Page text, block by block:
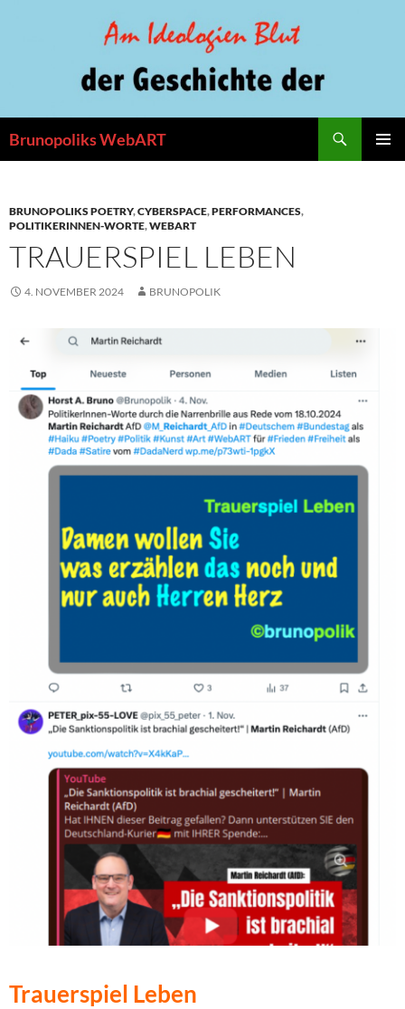
Brunopoliks WebART
BRUNOPOLIKS POETRY,CYBERSPACE,PERFORMANCES,
POLITIKERINNEN-WORTE,WEBART
TRAUERSPIEL LEBEN
4. NOVEMBER 2024 BRUNOPOLIK
Trauerspiel Leben